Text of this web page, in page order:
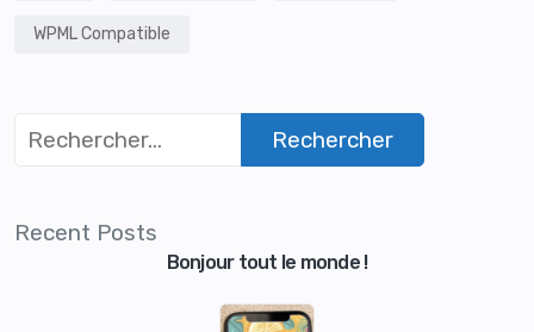
WPML Compatible
Recent Posts
Bonjour tout le monde !